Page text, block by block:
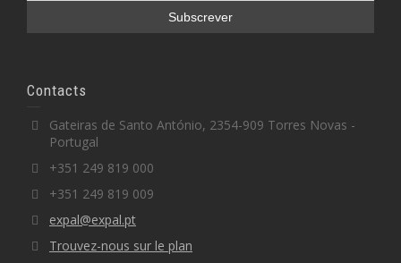
Contacts
Gateiras de Santo António, 2354-909 Torres Novas -
Portugal
+351 249 819 000
+351 249 819 009
expal@expal.pt
Trouvez-nous sur le plan